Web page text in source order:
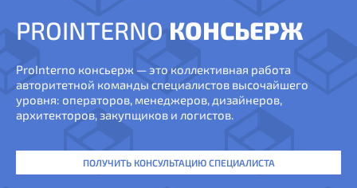
PROINTERNO КОНСЬЕРЖ
ProInterno консьерж — это коллективная работа
авторитетной команды специалистов высочайшего
уровня: операторов, менеджеров, дизайнеров,
архитекторов, закупщиков и логистов.
ПОЛУЧИТЬ КОНСУЛЬТАЦИЮ СПЕЦИАЛИСТА